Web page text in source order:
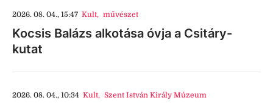
2026. 08. 04., 15:47 Kult, művészet
Kocsis Balázs alkotása óvja a Csitáry-
kutat
2026. 08. 04., 10:34 Kult, Szent István Király Múzeum